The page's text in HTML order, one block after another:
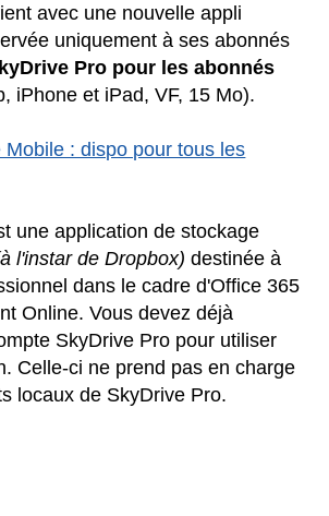
avec une nouvelle appli
uniquement à ses abonnés
Pro pour les abonnés
iPhone et iPad, VF, 15 Mo).
Mobile : dispo pour tous les
une application de stockage
l'instar de Dropbox) destinée à
dans le cadre d'Office 365
Online. Vous devez déjà
SkyDrive Pro pour utiliser
Celle-ci ne prend pas en charge
locaux de SkyDrive Pro.